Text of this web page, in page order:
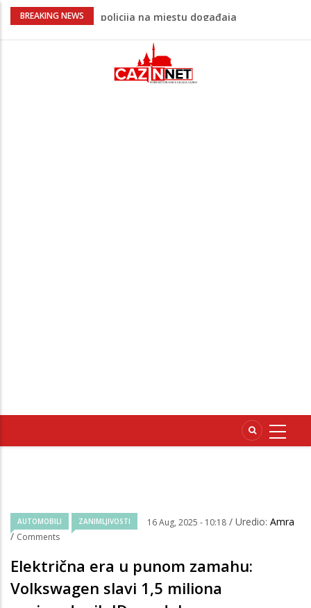
BREAKING NEWS
Ovo je 24-godišnji mladić koji je izgubio
Na Ahiret preselio LJUBIJANKIĆ (Hasan)
Na Ahiret preselio HALILOVIĆ (Smajil)
AUTOMOBILI ZANIMLJIVOSTI 16 Aug, 2025 - 10:18 / Uredio: Amra
/ Comments
Električna era u punom zamahu:
Volkswagen slavi 1,5 miliona